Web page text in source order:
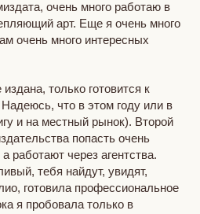
очень много работаю в
арт. Еще я очень много
очень много интересных
только готовится к
что в этом году или в
и на местный рынок). Второй
попасть очень
работают через агентства.
тебя найдут, увидят,
готовила профессиональное
я пробовала только в